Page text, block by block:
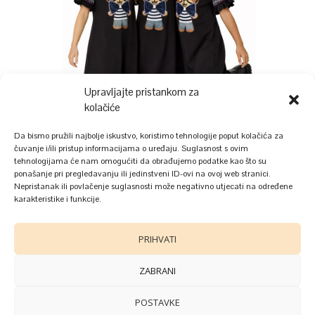
Upravljajte pristankom za
kolačiće
Da bismo pružili najbolje iskustvo, koristimo tehnologije poput kolačića za
čuvanje i/ili pristup informacijama o uređaju. Suglasnost s ovim
tehnologijama će nam omogućiti da obrađujemo podatke kao što su
ponašanje pri pregledavanju ili jedinstveni ID-ovi na ovoj web stranici.
Nepristanak ili povlačenje suglasnosti može negativno utjecati na određene
karakteristike i funkcije.
PRIHVATI
ZABRANI
POSTAVKE